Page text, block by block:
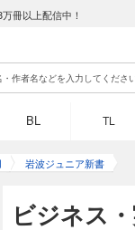
冊以上配信中！
BL TL
岩波ジュニア新書
ビジネス